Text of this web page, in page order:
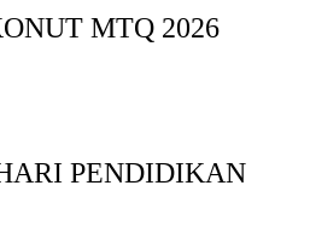
MTQ 2026
PENDIDIKAN